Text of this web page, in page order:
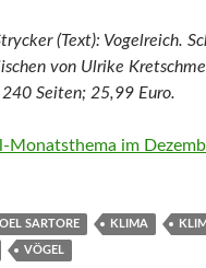
(Text): Vogelreich.
von Ulrike
Seiten; 25,99 Euro.
Monatsthema im
SARTORE KLIMA
VÖGEL